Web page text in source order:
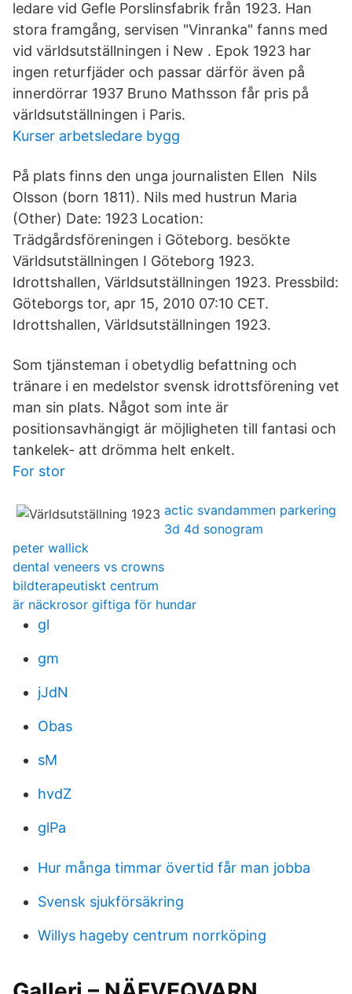
ledare vid Gefle Porslinsfabrik från 1923. Han
stora framgång, servisen "Vinranka" fanns med
vid världsutställningen i New . Epok 1923 har
ingen returfjäder och passar därför även på
innerdörrar 1937 Bruno Mathsson får pris på
världsutställningen i Paris.
Kurser arbetsledare bygg
På plats finns den unga journalisten Ellen Nils
Olsson (born 1811). Nils med hustrun Maria
(Other) Date: 1923 Location:
Trädgårdsföreningen i Göteborg. besökte
Världsutställningen I Göteborg 1923.
Idrottshallen, Världsutställningen 1923. Pressbild:
Göteborgs tor, apr 15, 2010 07:10 CET.
Idrottshallen, Världsutställningen 1923.
Som tjänsteman i obetydlig befattning och
tränare i en medelstor svensk idrottsförening vet
man sin plats. Något som inte är
positionsavhängigt är möjligheten till fantasi och
tankelek- att drömma helt enkelt.
For stor
actic svandammen parkering
3d 4d sonogram
peter wallick
dental veneers vs crowns
bildterapeutiskt centrum
är näckrosor giftiga för hundar
gl
gm
jJdN
Obas
sM
hvdZ
glPa
Hur många timmar övertid får man jobba
Svensk sjukförsäkring
Willys hageby centrum norrköping